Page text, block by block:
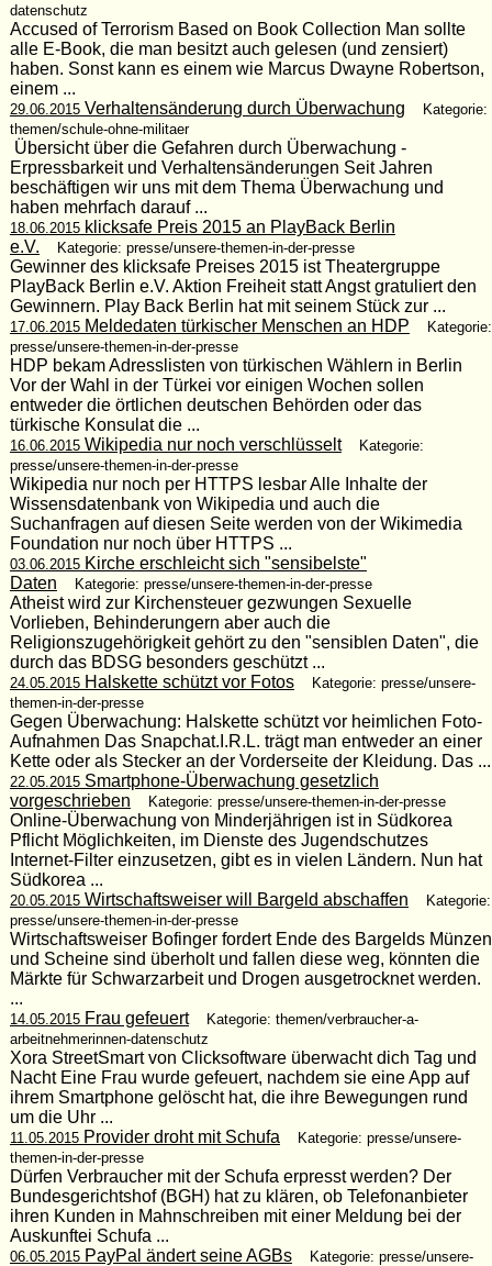
datenschutz
Accused of Terrorism Based on Book Collection Man sollte
alle E-Book, die man besitzt auch gelesen (und zensiert)
haben. Sonst kann es einem wie Marcus Dwayne Robertson,
einem ...
29.06.2015Verhaltensänderung durch Überwachung
Kategorie:
themen/schule-ohne-militaer
Übersicht über die Gefahren durch Überwachung -
Erpressbarkeit und Verhaltensänderungen Seit Jahren
beschäftigen wir uns mit dem Thema Überwachung und
haben mehrfach darauf ...
18.06.2015klicksafe Preis 2015 an PlayBack Berlin
e.V.
Kategorie: presse/unsere-themen-in-der-presse
Gewinner des klicksafe Preises 2015 ist Theatergruppe
PlayBack Berlin e.V. Aktion Freiheit statt Angst gratuliert den
Gewinnern. Play Back Berlin hat mit seinem Stück zur ...
17.06.2015Meldedaten türkischer Menschen an HDP
Kategorie:
presse/unsere-themen-in-der-presse
HDP bekam Adresslisten von türkischen Wählern in Berlin
Vor der Wahl in der Türkei vor einigen Wochen sollen
entweder die örtlichen deutschen Behörden oder das
türkische Konsulat die ...
16.06.2015Wikipedia nur noch verschlüsselt
Kategorie:
presse/unsere-themen-in-der-presse
Wikipedia nur noch per HTTPS lesbar Alle Inhalte der
Wissensdatenbank von Wikipedia und auch die
Suchanfragen auf diesen Seite werden von der Wikimedia
Foundation nur noch über HTTPS ...
03.06.2015Kirche erschleicht sich "sensibelste"
Daten
Kategorie: presse/unsere-themen-in-der-presse
Atheist wird zur Kirchensteuer gezwungen Sexuelle
Vorlieben, Behinderungern aber auch die
Religionszugehörigkeit gehört zu den "sensiblen Daten", die
durch das BDSG besonders geschützt ...
24.05.2015Halskette schützt vor Fotos
Kategorie: presse/unsere-
themen-in-der-presse
Gegen Überwachung: Halskette schützt vor heimlichen Foto-
Aufnahmen Das Snapchat.I.R.L. trägt man entweder an einer
Kette oder als Stecker an der Vorderseite der Kleidung. Das ...
22.05.2015Smartphone-Überwachung gesetzlich
vorgeschrieben
Kategorie: presse/unsere-themen-in-der-presse
Online-Überwachung von Minderjährigen ist in Südkorea
Pflicht Möglichkeiten, im Dienste des Jugendschutzes
Internet-Filter einzusetzen, gibt es in vielen Ländern. Nun hat
Südkorea ...
20.05.2015Wirtschaftsweiser will Bargeld abschaffen
Kategorie:
presse/unsere-themen-in-der-presse
Wirtschaftsweiser Bofinger fordert Ende des Bargelds Münzen
und Scheine sind überholt und fallen diese weg, könnten die
Märkte für Schwarzarbeit und Drogen ausgetrocknet werden.
...
14.05.2015Frau gefeuert
Kategorie: themen/verbraucher-a-
arbeitnehmerinnen-datenschutz
Xora StreetSmart von Clicksoftware überwacht dich Tag und
Nacht Eine Frau wurde gefeuert, nachdem sie eine App auf
ihrem Smartphone gelöscht hat, die ihre Bewegungen rund
um die Uhr ...
11.05.2015Provider droht mit Schufa
Kategorie: presse/unsere-
themen-in-der-presse
Dürfen Verbraucher mit der Schufa erpresst werden? Der
Bundesgerichtshof (BGH) hat zu klären, ob Telefonanbieter
ihren Kunden in Mahnschreiben mit einer Meldung bei der
Auskunftei Schufa ...
06.05.2015PayPal ändert seine AGBs
Kategorie: presse/unsere-